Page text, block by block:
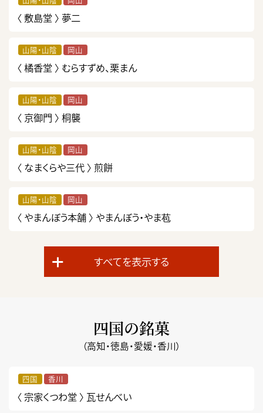
〈 敷島堂 〉 夢二
山陽・山陰 岡山
〈 橘香堂 〉 むらすずめ、栗まん
山陽・山陰 岡山
〈 京御門 〉 桐襲
山陽・山陰 岡山
〈 なまくらや三代 〉 煎餅
山陽・山陰 岡山
〈 やまんぼう本舗 〉 やまんぼう・やま苞
すべてを表示する
四国の銘菓
（高知・徳島・愛媛・香川）
四国 香川
〈 宗家くつわ堂 〉 瓦せんべい